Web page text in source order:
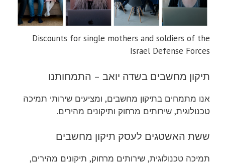
Discounts for single mothers and soldiers of the
Israel Defense Forces
תיקון מחשבים בשדה יואב – התמחותנו
אנו מתמחים בתיקון מחשבים, ומציעים שירותי תמיכה
טכנולוגית, שירותים מרחוק ותיקונים מהירים.
ששת האשטגים לעסק תיקון מחשבים
תמיכה טכנולוגית, שירותים מרחוק, תיקונים מהירים,